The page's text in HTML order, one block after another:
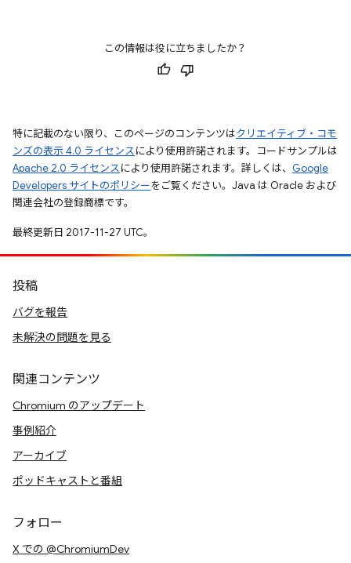
この情報は役に立ちましたか？
特に記載のない限り、このページのコンテンツはクリエイティブ・コモ
ンズの表示 4.0 ライセンスにより使用許諾されます。コードサンプルは
Apache 2.0 ライセンスにより使用許諾されます。詳しくは、 Google
Developers サイトのポリシーをご覧ください。Java は Oracle および
関連会社の登録商標です。
最終更新日 2017-11-27 UTC。
投稿
バグを報告
未解決の問題を見る
関連コンテンツ
Chromium のアップデート
事例紹介
アーカイブ
ポッドキャストと番組
フォロー
X での @ChromiumDev